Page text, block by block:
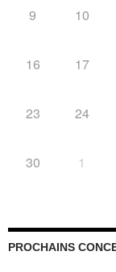
9 10
16 17
23 24
30 1
PROCHAINS